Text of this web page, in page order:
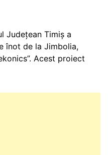
Județean Timiș a
înot de la Jimbolia,
Acest proiect